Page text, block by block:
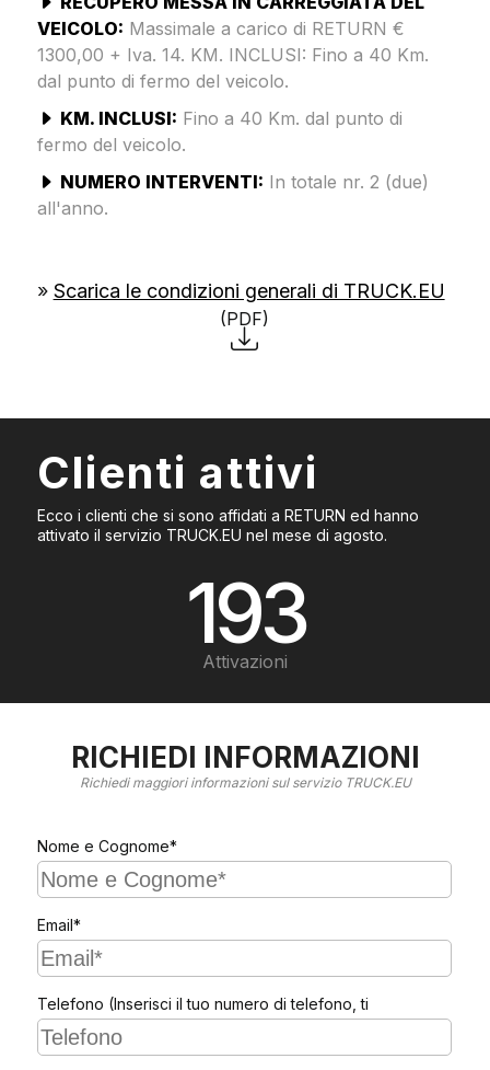
VEICOLO: Massimale a carico di RETURN €
1300,00 + Iva. 14. KM. INCLUSI: Fino a 40 Km.
dal punto di fermo del veicolo.
KM. INCLUSI: Fino a 40 Km. dal punto di
fermo del veicolo.
NUMERO INTERVENTI: In totale nr. 2 (due)
all'anno.
» Scarica le condizioni generali di TRUCK.EU
(PDF)
Clienti attivi
Ecco i clienti che si sono affidati a RETURN ed hanno
attivato il servizio TRUCK.EU nel mese di agosto.
193
Attivazioni
RICHIEDI INFORMAZIONI
Richiedi maggiori informazioni sul servizio TRUCK.EU
Nome e Cognome*
Email*
Telefono (Inserisci il tuo numero di telefono, ti
contattiamo noi)